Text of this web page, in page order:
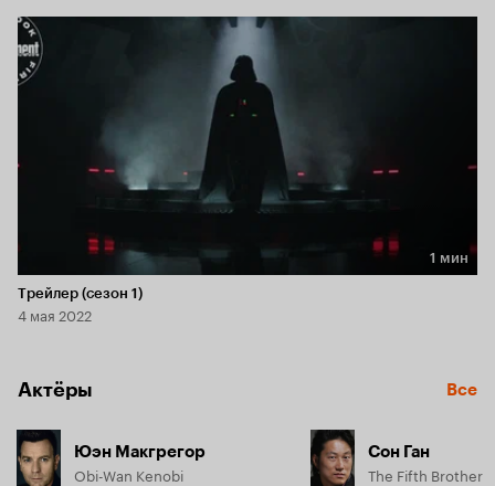
Длительность 1 мин
1 мин
Трейлер (сезон 1)
4 мая 2022
Актёры Все
Юэн Макгрегор
Obi-Wan Kenobi
Сон Ган
The Fifth Brother